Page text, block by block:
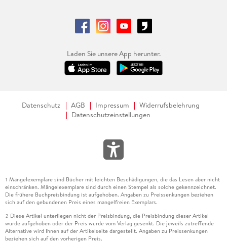
Laden Sie unsere App herunter.
Datenschutz AGB Impressum
Widerrufsbelehrung
Datenschutzeinstellungen
1 Mängelexemplare sind Bücher mit leichten Beschädigungen, die das Lesen aber nicht
einschränken. Mängelexemplare sind durch einen Stempel als solche gekennzeichnet.
Die frühere Buchpreisbindung ist aufgehoben. Angaben zu Preissenkungen beziehen
sich auf den gebundenen Preis eines mangelfreien Exemplars.
2 Diese Artikel unterliegen nicht der Preisbindung, die Preisbindung dieser Artikel
wurde aufgehoben oder der Preis wurde vom Verlag gesenkt. Die jeweils zutreffende
Alternative wird Ihnen auf der Artikelseite dargestellt. Angaben zu Preissenkungen
beziehen sich auf den vorherigen Preis.